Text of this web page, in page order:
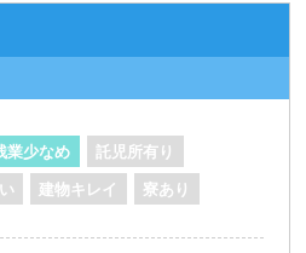
業少なめ 託児所有り
建物キレイ 寮あり